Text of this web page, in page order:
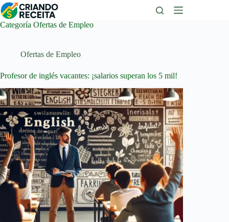
Saltar
al
contenido
Categoría Ofertas de Empleo
Ofertas de Empleo
Profesor de inglés vacantes: ¡salarios superan los 5 mil!